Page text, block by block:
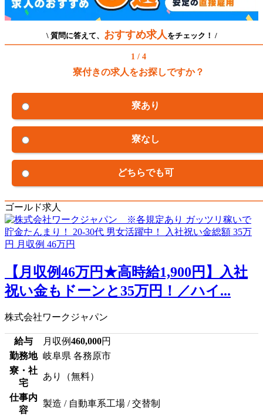
\ 質問に答えて、 おすすめ求人 をチェック！ /
1 / 4
寮付きの求人をお探しですか？
寮あり
寮なし
どちらでも可
ゴールド求人
【月収例46万円★高時給1,900円】入社
祝い金もドーンと35万円！／ハイ...
株式会社ワークジャパン
給与 月収例460,000円
勤務地 岐阜県 各務原市
寮・社
宅
あり（無料）
仕事内
容
製造 / 自動車系工場 / 交替制